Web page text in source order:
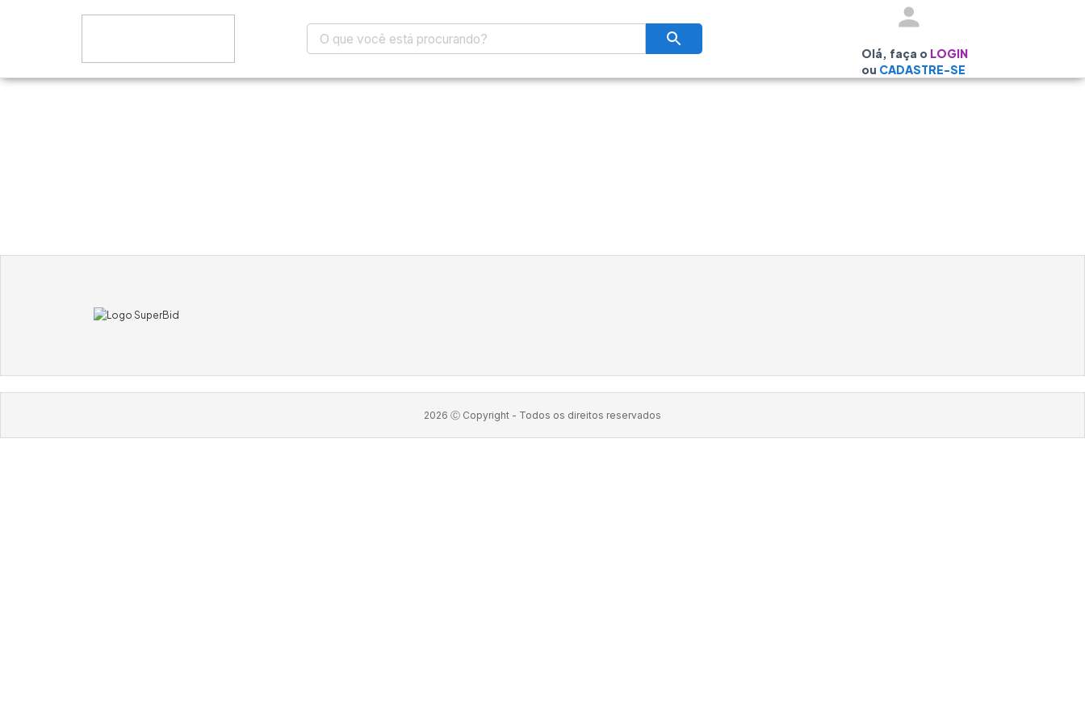
Olá, faça o LOGIN
ou CADASTRE-SE
2026 Ⓒ Copyright - Todos os direitos reservados